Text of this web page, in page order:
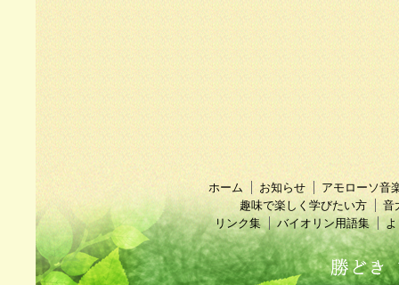
ホーム お知らせ
アモローソ音
趣味で楽しく学びたい方
音
リンク集
バイオリン用語集